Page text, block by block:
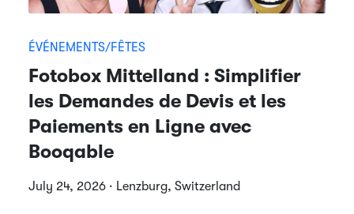
ÉVÉNEMENTS/FÊTES
Fotobox Mittelland : Simplifier
les Demandes de Devis et les
Paiements en Ligne avec
Booqable
July 24, 2026 · Lenzburg, Switzerland